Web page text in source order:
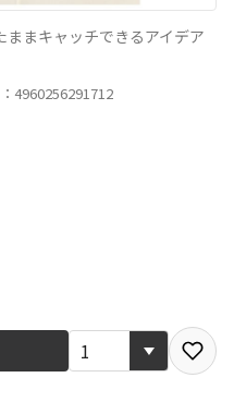
まキャッチできるアイデア
4960256291712
る商品です